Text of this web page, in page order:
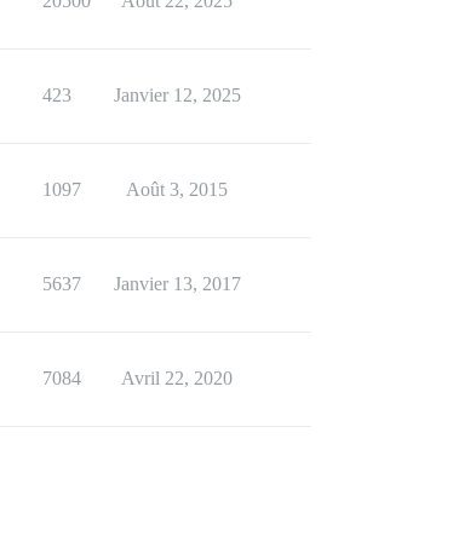
423 Janvier 12, 2025
1097 Août 3, 2015
5637 Janvier 13, 2017
7084 Avril 22, 2020